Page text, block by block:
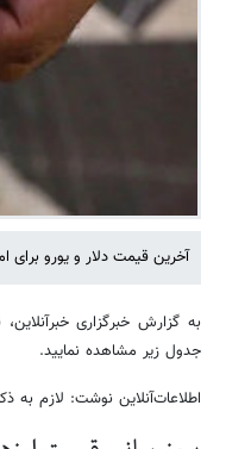
آخرین قیمت دلار و یورو برای امروز شنبه ۲۶
جدول زیر مشاهده نمایید.
اطلاعات‌آنلاین نوشت: لازم به